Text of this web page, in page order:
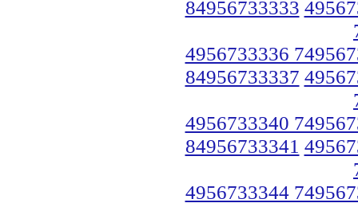
84956733333
4956733336
84956733337
4956733340
84956733341
4956733344